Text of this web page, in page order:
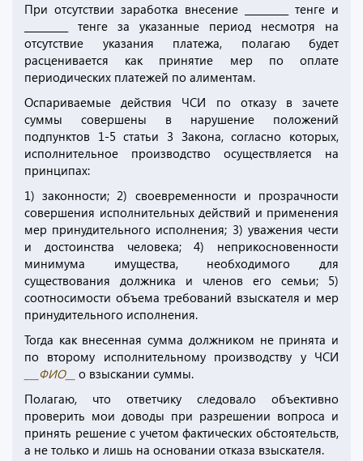
При отсутствии заработка внесение _________ тенге и
_________ тенге за указанные период несмотря на
отсутствие указания платежа, полагаю будет
расценивается как принятие мер по оплате
периодических платежей по алиментам.
Оспариваемые действия ЧСИ по отказу в зачете
суммы совершены в нарушение положений
подпунктов 1-5 статьи 3 Закона, согласно которых,
исполнительное производство осуществляется на
принципах:
1) законности; 2) своевременности и прозрачности
совершения исполнительных действий и применения
мер принудительного исполнения; 3) уважения чести
и достоинства человека; 4) неприкосновенности
минимума имущества, необходимого для
существования должника и членов его семьи; 5)
соотносимости объема требований взыскателя и мер
принудительного исполнения.
Тогда как внесенная сумма должником не принята и
по второму исполнительному производству у ЧСИ
___ФИО__ о взыскании суммы.
Полагаю, что ответчику следовало объективно
проверить мои доводы при разрешении вопроса и
принять решение с учетом фактических обстоятельств,
а не только и лишь на основании отказа взыскателя.